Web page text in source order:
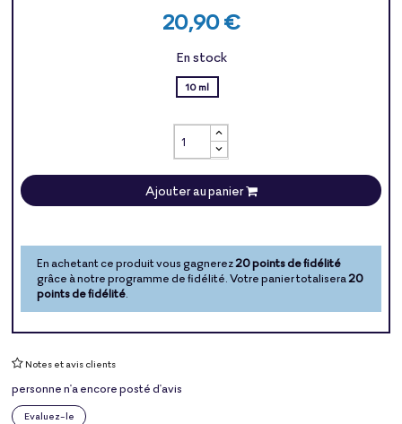
20,90 €
En stock
10 ml
Ajouter au panier
En achetant ce produit vous gagnerez20 points de fidélité
grâce à notre programme de fidélité. Votre panier totalisera20
points de fidélité.
Notes et avis clients
personne n'a encore posté d'avis
Evaluez-le